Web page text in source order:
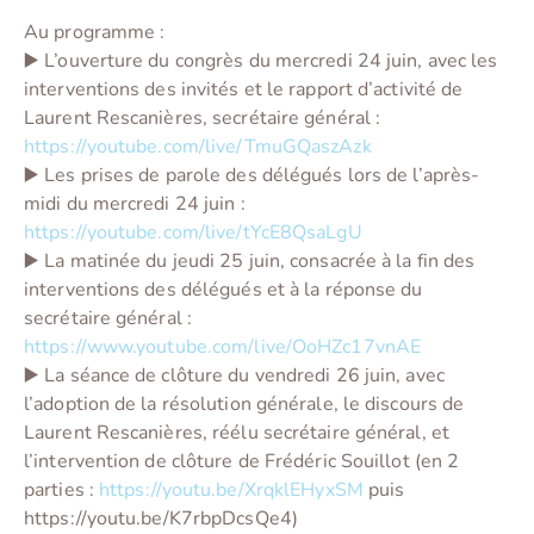
Au programme :
▶️ L’ouverture du congrès du mercredi 24 juin, avec les
interventions des invités et le rapport d’activité de
Laurent Rescanières, secrétaire général :
https://youtube.com/live/TmuGQaszAzk
▶️ Les prises de parole des délégués lors de l’après-
midi du mercredi 24 juin :
https://youtube.com/live/tYcE8QsaLgU
▶️ La matinée du jeudi 25 juin, consacrée à la fin des
interventions des délégués et à la réponse du
secrétaire général :
https://www.youtube.com/live/OoHZc17vnAE
▶️ La séance de clôture du vendredi 26 juin, avec
l’adoption de la résolution générale, le discours de
Laurent Rescanières, réélu secrétaire général, et
l’intervention de clôture de Frédéric Souillot (en 2
parties : https://youtu.be/XrqklEHyxSM puis
https://youtu.be/K7rbpDcsQe4)